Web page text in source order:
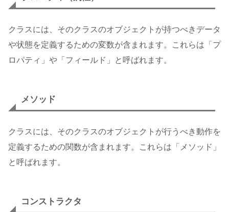
クラスには、そのクラスのオブジェクトが持つべきデータ
や状態を定義するための変数が含まれます。これらは「プ
ロパティ」や「フィールド」と呼ばれます。
メソッド
クラスには、そのクラスのオブジェクトが行うべき動作を
定義するための関数が含まれます。これらは「メソッド」
と呼ばれます。
コンストラクタ